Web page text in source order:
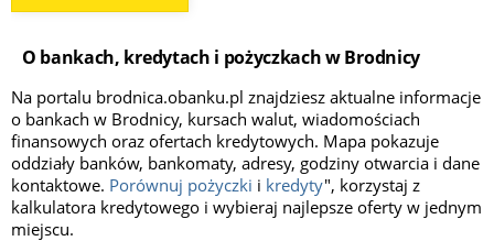
O bankach, kredytach i pożyczkach w Brodnicy
Na portalu brodnica.obanku.pl znajdziesz aktualne informacje
o bankach w Brodnicy, kursach walut, wiadomościach
finansowych oraz ofertach kredytowych. Mapa pokazuje
oddziały banków, bankomaty, adresy, godziny otwarcia i dane
kontaktowe. Porównuj pożyczki i kredyty", korzystaj z
kalkulatora kredytowego i wybieraj najlepsze oferty w jednym
miejscu.